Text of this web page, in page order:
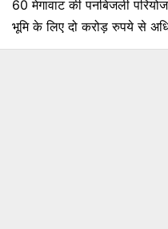
60 मेगावाट की पनबिजली
भूमि के लिए दो करोड़ रुपये से